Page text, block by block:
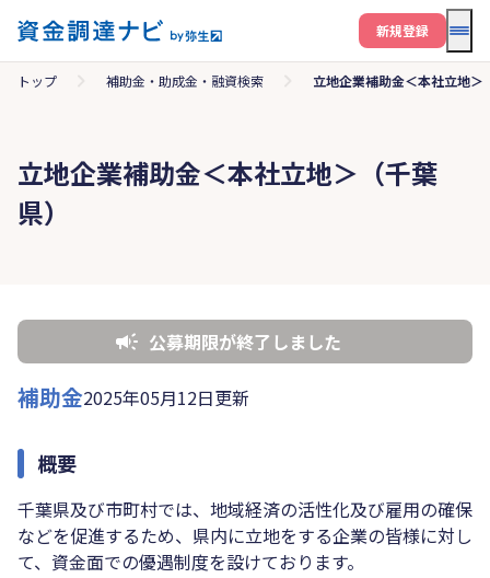
メ
新規登録
トップ 補助金・助成金・融資検索 立地企業補助金＜本社立地＞
立地企業補助金＜本社立地＞（千葉
県）
公募期限が終了しました
補助金2025年05月12日更新
概要
千葉県及び市町村では、地域経済の活性化及び雇用の確保
などを促進するため、県内に立地をする企業の皆様に対し
て、資金面での優遇制度を設けております。